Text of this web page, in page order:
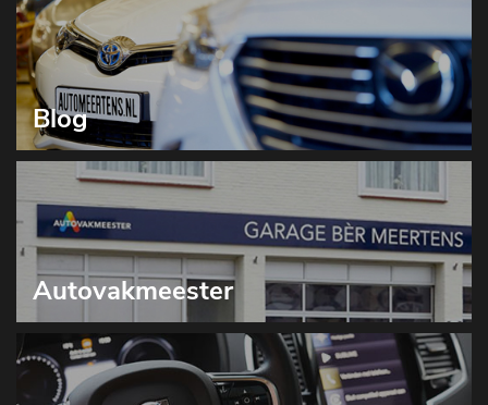
Blog
Autovakmeester